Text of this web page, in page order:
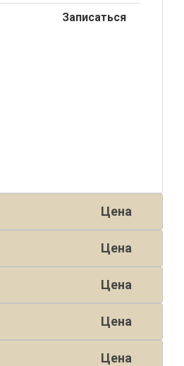
Записаться
Цена
Цена
Цена
Цена
Цена